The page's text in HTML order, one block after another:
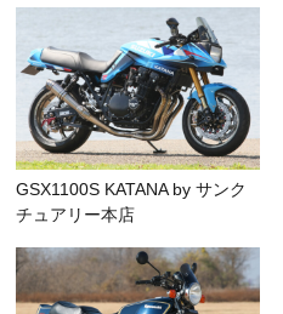
GSX1100S KATANA by サンク
チュアリー本店